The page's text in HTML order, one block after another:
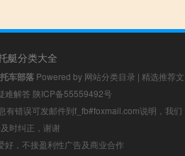
艇分类大全
车部落Powered by 网站分类目录 | 精选推荐文
难解答 陕ICP备55559492号
有错误可发邮件到f_fb#foxmail.com说明，我们
时纠正，谢谢
好，不接盈利性广告及商业合作